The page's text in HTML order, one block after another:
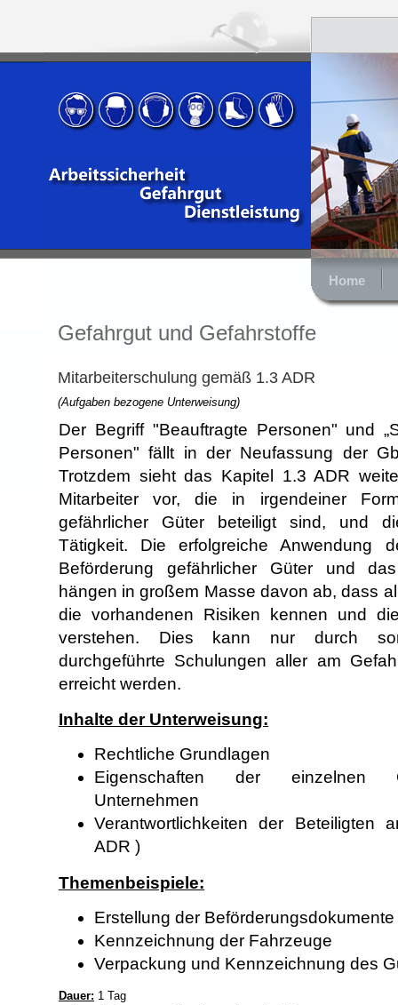
Home
Gefahrgut und Gefahrstoffe
Mitarbeiterschulung gemäß 1.3 ADR
(Aufgaben bezogene Unterweisung)
Der Begriff "Beauftragte Personen" und
Personen" fällt in der Neufassung der
Trotzdem sieht das Kapitel 1.3 ADR
Mitarbeiter vor, die in irgendeiner
gefährlicher Güter beteiligt sind, und
Tätigkeit. Die erfolgreiche Anwendung
Beförderung gefährlicher Güter und
hängen in großem Masse davon ab, dass
die vorhandenen Risiken kennen und
verstehen. Dies kann nur durch
durchgeführte Schulungen aller am
erreicht werden.
Inhalte der Unterweisung:
Rechtliche Grundlagen
Eigenschaften der einzelnen
Unternehmen
Verantwortlichkeiten der Beteiligten
ADR )
Themenbeispiele:
Erstellung der Beförderungsdokumente
Kennzeichnung der Fahrzeuge
Verpackung und Kennzeichnung des
Dauer: 1 Tag